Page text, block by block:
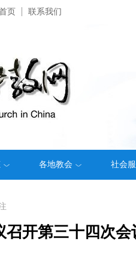
页 联系我们
各地教会 社会
开第三十四次会